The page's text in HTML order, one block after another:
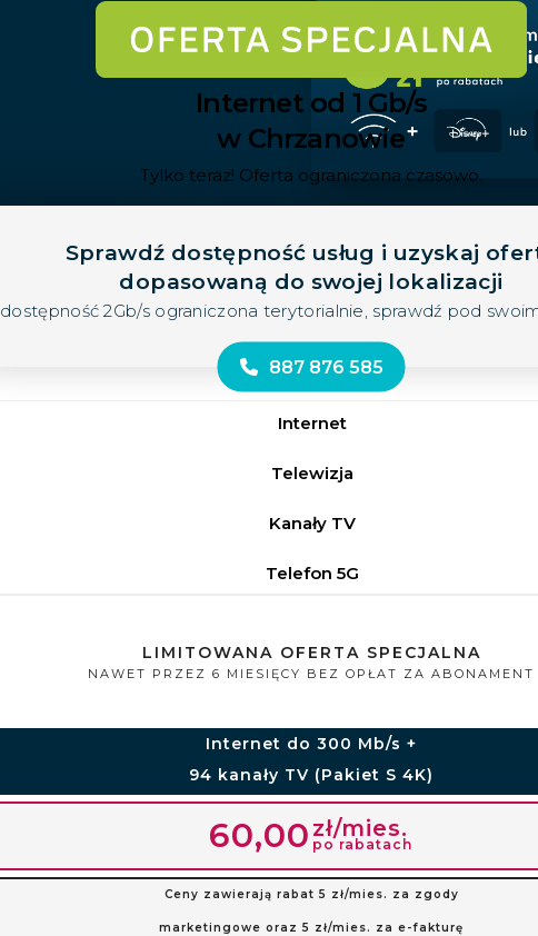
Internet od 1 Gb/s
w Chrzanowie
Tylko teraz! Oferta ograniczona czasowo.
Sprawdź dostępność usług i uzyskaj
dopasowaną do swojej lokalizacji
dostępność 2Gb/s ograniczona terytorialnie, sprawdź pod
887 876 585
Internet
Telewizja
Kanały TV
Telefon 5G
LIMITOWANA OFERTA SPECJALNA
NAWET PRZEZ 6 MIESIĘCY BEZ OPŁAT ZA ABONAMENT
Internet do 300 Mb/s +
94 kanały TV (Pakiet S 4K)
60,00 zł/mies.
po rabatach
Ceny zawierają rabat 5 zł/mies. za zgody
marketingowe oraz 5 zł/mies. za e-fakturę